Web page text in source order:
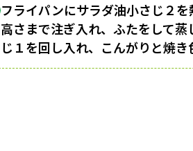
フライパンにサラダ油小さじ２
高さまで注ぎ入れ、ふたをして
じ１を回し入れ、こんがりと焼